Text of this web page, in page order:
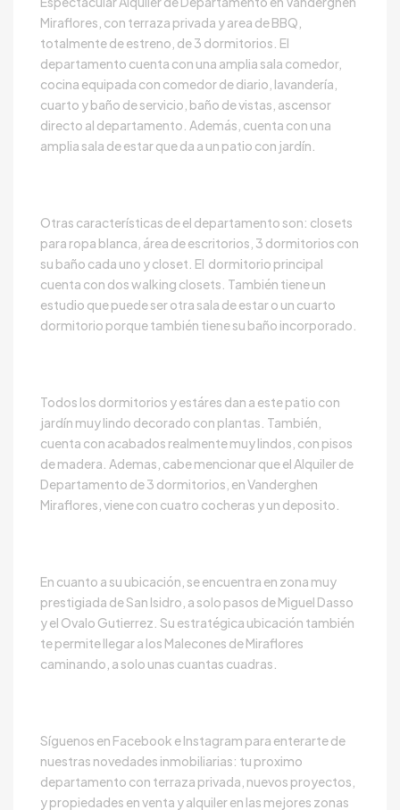
Miraflores, con terraza privada y area de BBQ,
totalmente de estreno, de 3 dormitorios. El
departamento cuenta con una amplia sala comedor,
cocina equipada con comedor de diario, lavandería,
cuarto y baño de servicio, baño de vistas, ascensor
directo al departamento. Además, cuenta con una
amplia sala de estar que da a un patio con jardín.
Otras características de el departamento son: closets
para ropa blanca, área de escritorios, 3 dormitorios con
su baño cada uno y closet. El dormitorio principal
cuenta con dos walking closets. También tiene un
estudio que puede ser otra sala de estar o un cuarto
dormitorio porque también tiene su baño incorporado.
Todos los dormitorios y estáres dan a este patio con
jardín muy lindo decorado con plantas. También,
cuenta con acabados realmente muy lindos, con pisos
de madera. Ademas, cabe mencionar que el Alquiler de
Departamento de 3 dormitorios, en Vanderghen
Miraflores, viene con cuatro cocheras y un deposito.
En cuanto a su ubicación, se encuentra en zona muy
prestigiada de San Isidro, a solo pasos de Miguel Dasso
y el Ovalo Gutierrez. Su estratégica ubicación también
te permite llegar a los Malecones de Miraflores
caminando, a solo unas cuantas cuadras.
Síguenos en Facebook eInstagram para enterarte de
nuestras novedades inmobiliarias: tu proximo
departamento con terraza privada, nuevos proyectos,
y propiedades en venta y alquiler en las mejores zonas